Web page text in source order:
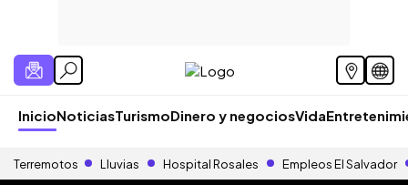
InicioNoticiasTurismoDinero y negociosVida
Terremotos Lluvias Hospital Rosales Empleos El Salvador